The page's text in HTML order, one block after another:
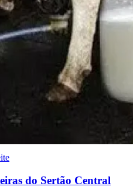
do Sertão Central